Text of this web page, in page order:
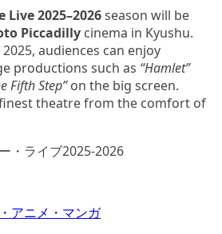
2025–2026season will be
Piccadilly cinema in Kyushu.
audiences can enjoy
productions such as “Hamlet”
Fifth Step”on the big screen.
finest theatre from the comfort of
アニメ・マンガ